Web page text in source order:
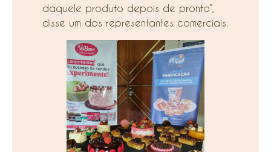
daquele produto depois de pronto”,
disse um dos representantes comerciais.